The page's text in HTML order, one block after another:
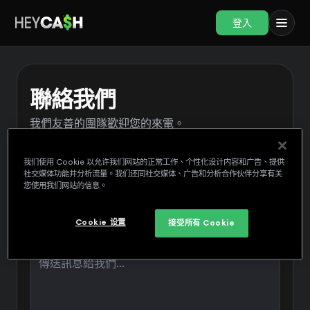
登入
聯絡我們
我們友善的團隊歡迎您的來電。
我们使用 Cookie 以允许我们网站的正常工作、个性化设计内容和广告、提供
社交媒体功能并分析流量。我们还同社交媒体、广告和分析合作伙伴分享有关
您使用我们网站的信息。
接受所有 Cookie
Cookie 设置